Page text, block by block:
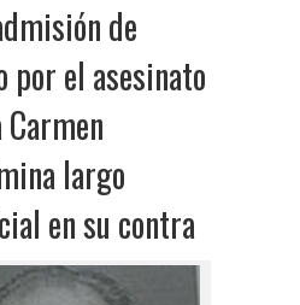
de
por el asesinato
largo
en su contra